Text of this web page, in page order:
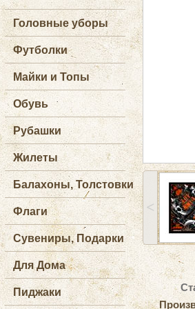
Головные уборы
Футболки
Майки и Топы
Обувь
Рубашки
Жилеты
Балахоны, Толстовки
Флаги
Сувениры, Подарки
Для Дома
Пиджаки
˂